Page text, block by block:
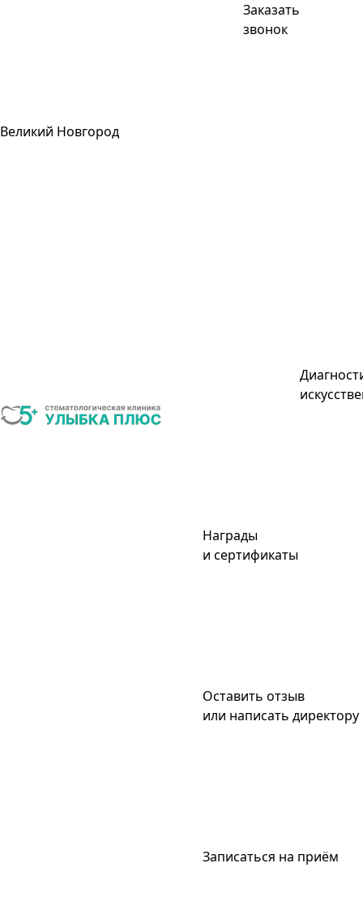
Великий Новгород
Заказать
звонок
Награды
и сертификаты
Оставить отзыв
или написать директору
Записаться на приём